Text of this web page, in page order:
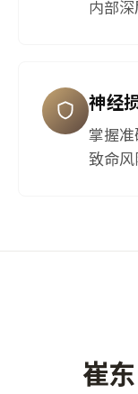
内部深
神经
掌握
致命风
崔